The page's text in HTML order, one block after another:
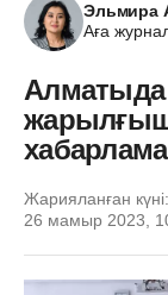
Эльмира
Аға
Алматыда
хабарлама
Жарияланған күні:
26 мамыр 2023,